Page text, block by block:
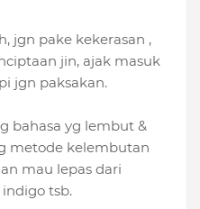
jgn pake kekerasan ,
jin, ajak masuk
jgn paksakan.
bahasa yg lembut &
metode kelembutan
mau lepas dari
tsb.